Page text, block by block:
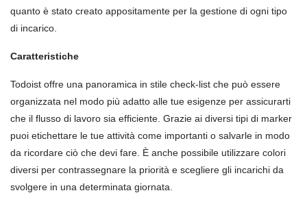
quanto è stato creato appositamente per la gestione di ogni tipo
di incarico.
Caratteristiche
Todoist offre una panoramica in stile check-list che può essere
organizzata nel modo più adatto alle tue esigenze per assicurarti
che il flusso di lavoro sia efficiente. Grazie ai diversi tipi di marker
puoi etichettare le tue attività come importanti o salvarle in modo
da ricordare ciò che devi fare. È anche possibile utilizzare colori
diversi per contrassegnare la priorità e scegliere gli incarichi da
svolgere in una determinata giornata.